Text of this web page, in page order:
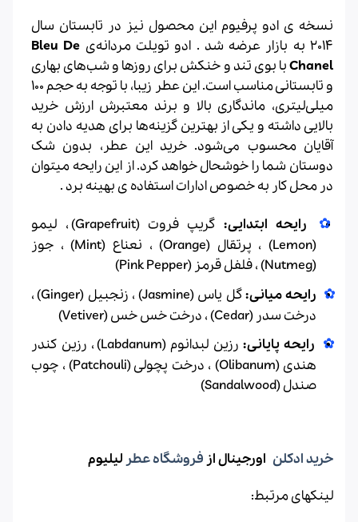
نسخه ی ادو پرفیوم این محصول نیز در تابستان سال
2014 به بازار عرضه شد . ادو تویلت مردانه‌ی
Bleu De
Chanelبا بوی تند و خنکش برای روزها و شب‌های بهاری
و تابستانی مناسب است. این عطر زیبا، با توجه به حجم 100
میلی‌لیتری، ماندگاری بالا و برند معتبرش ارزش خرید
بالایی داشته و یکی از بهترین گزینه‌ها برای هدیه دادن به
آقایان محسوب می‌شود. خرید این عطر، بدون شک
دوستان شما را خوشحال خواهد کرد. از این رایحه میتوان
در محل کار به خصوص ادارات استفاده ی بهینه برد .
رایحه ابتدایی:
گریپ فروت (Grapefruit) ، لیمو
(Lemon) ، پرتقال (Orange) ، نعناع (Mint) ، جوز
(Nutmeg) ، فلفل قرمز (Pink Pepper)
رایحه میانی:
گل یاس (Jasmine) ، زنجبیل (Ginger) ،
درخت سدر (Cedar) ، درخت خس خس (Vetiver)
رایحه پایانی:
رزین لبدانوم (Labdanum) ، رزین کندر
هندی (Olibanum) ، درخت پچولی (Patchouli) ، چوب
صندل (Sandalwood)
خرید ادکلن اورجینال از فروشگاه عطر لیلیوم
لینکهای مرتبط: